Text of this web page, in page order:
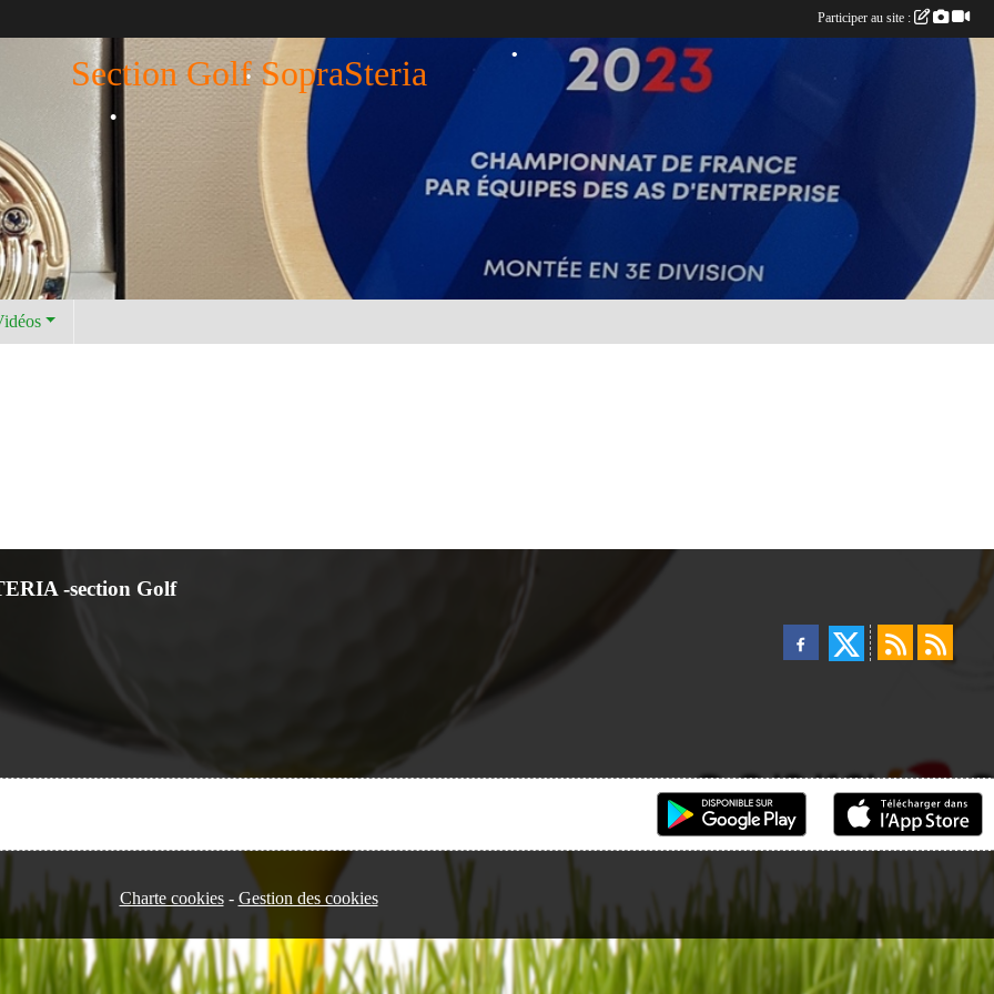
Section Golf SopraSteria
-section Golf
Charte cookies Gestion des cookies
Participer au site :
•